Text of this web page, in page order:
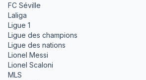
FC Séville
Laliga
Ligue 1
Ligue des champions
Ligue des nations
Lionel Messi
Lionel Scaloni
MLS